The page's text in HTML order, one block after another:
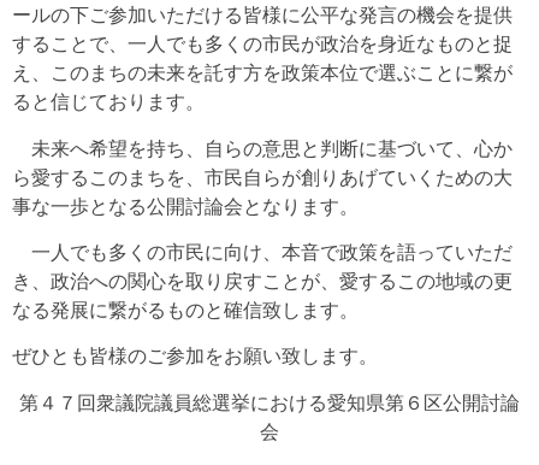
ールの下ご参加いただける皆様に公平な発言の機会を提供
することで、一人でも多くの市民が政治を身近なものと捉
え、このまちの未来を託す方を政策本位で選ぶことに繋が
ると信じております。
未来へ希望を持ち、自らの意思と判断に基づいて、心か
ら愛するこのまちを、市民自らが創りあげていくための大
事な一歩となる公開討論会となります。
一人でも多くの市民に向け、本音で政策を語っていただ
き、政治への関心を取り戻すことが、愛するこの地域の更
なる発展に繋がるものと確信致します。
ぜひとも皆様のご参加をお願い致します。
第４７回衆議院議員総選挙における愛知県第６区公開討論
会